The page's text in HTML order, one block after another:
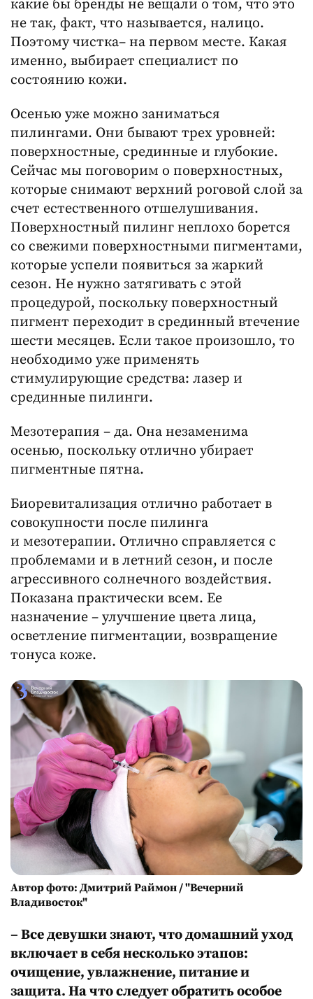
какие бы бренды не вещали о том, что это
не так, факт, что называется, налицо.
Поэтому чистка– на первом месте. Какая
именно, выбирает специалист по
состоянию кожи.
Осенью уже можно заниматься
пилингами. Они бывают трех уровней:
поверхностные, срединные и глубокие.
Сейчас мы поговорим о поверхностных,
которые снимают верхний роговой слой за
счет естественного отшелушивания.
Поверхностный пилинг неплохо борется
со свежими поверхностными пигментами,
которые успели появиться за жаркий
сезон. Не нужно затягивать с этой
процедурой, поскольку поверхностный
пигмент переходит в срединный втечение
шести месяцев. Если такое произошло, то
необходимо уже применять
стимулирующие средства: лазер и
срединные пилинги.
Мезотерапия – да. Она незаменима
осенью, поскольку отлично убирает
пигментные пятна.
Биоревитализация отлично работает в
совокупности после пилинга
и мезотерапии. Отлично справляется с
проблемами и в летний сезон, и после
агрессивного солнечного воздействия.
Показана практически всем. Ее
назначение – улучшение цвета лица,
осветление пигментации, возвращение
тонуса коже.
Автор фото: Дмитрий Раймон / "Вечерний
Владивосток"
– Все девушки знают, что домашний уход
включает в себя несколько этапов:
очищение, увлажнение, питание и
защита. На что следует обратить особое